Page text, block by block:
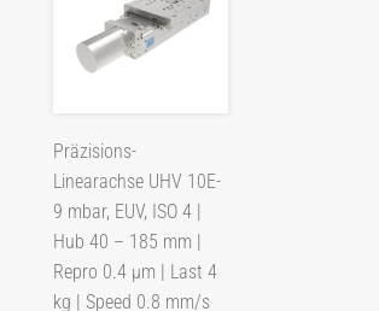
Präzisions-
Linearachse UHV 10E-
9 mbar, EUV, ISO 4 |
Hub 40 – 185 mm |
Repro 0.4 µm | Last 4
kg | Speed 0.8 mm/s